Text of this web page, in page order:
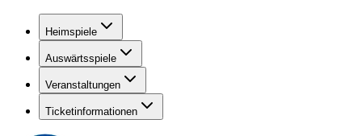
Heimspiele
Auswärtsspiele
Veranstaltungen
Ticketinformationen